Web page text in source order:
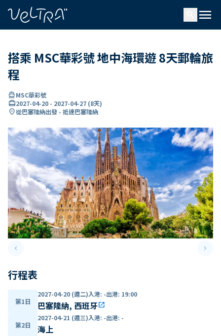
menu
搭乘 MSC華彩號 地中海環遊 8天郵輪旅
程
directions_boatMSC華彩號
card_travel2027-04-20 - 2027-04-27 (8天)
location_on從巴塞隆納出發 - 抵達巴塞隆納
keyboard_arrow_leftPrevious slide keyboard_arrow_right
行程表
第1日
2027-04-20 (週二)入港: -出港: 19:00
巴塞隆納, 西班牙open_in_new
第2日
2027-04-21 (週三)入港: -出港: -
海上